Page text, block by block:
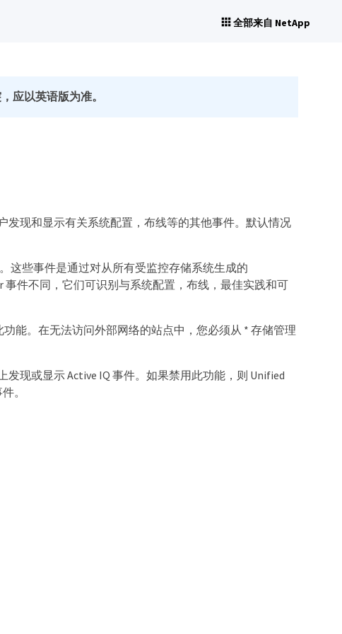
全部来自 NetApp
应以英语版为准。
发现和显示有关系统配置，布线等的其他事件。默认情况
这些事件是通过对从所有受监控存储系统生成的
件不同，它们可识别与系统配置，布线，最佳实践和可
能。在无法访问外部网络的站点中，您必须从 * 存储管理
现或显示 Active IQ 事件。如果禁用此功能，则 Unified
。